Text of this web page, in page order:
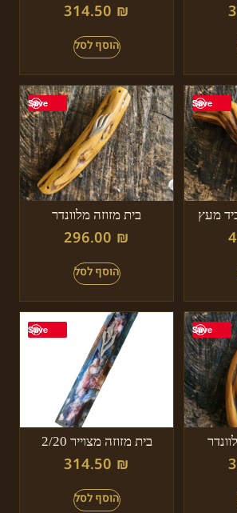
314.50 ₪
Save
מעץ
Save
בית מזוזה מלוונדר
296.00 ₪
Save
Save
בית מזוזה מצוייר 2/20
314.50 ₪